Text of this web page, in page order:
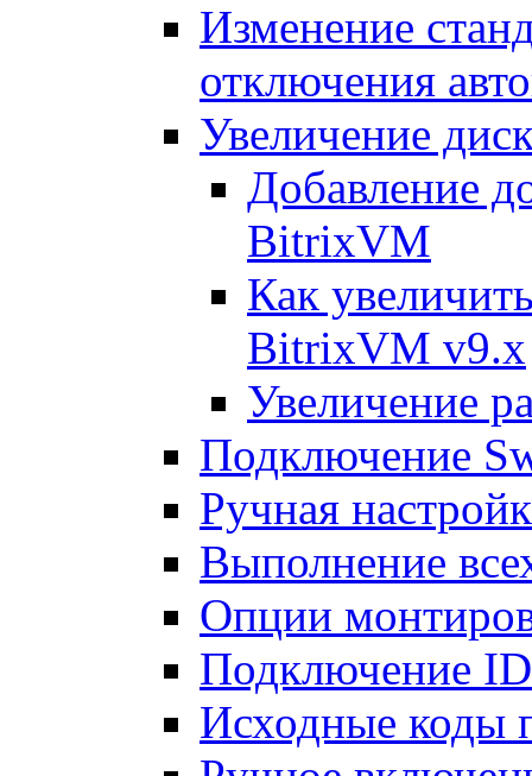
Изменение
отключения
Увеличение
Добавление
BitrixVM
Как
BitrixVM v9.x
Увеличение
Подключение
Ручная
Выполнение
Опции
Подключение
Исходные коды